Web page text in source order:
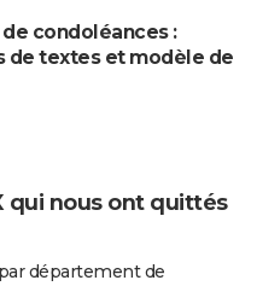
condoléances :
de textes et modèle de
qui nous ont quittés
département de